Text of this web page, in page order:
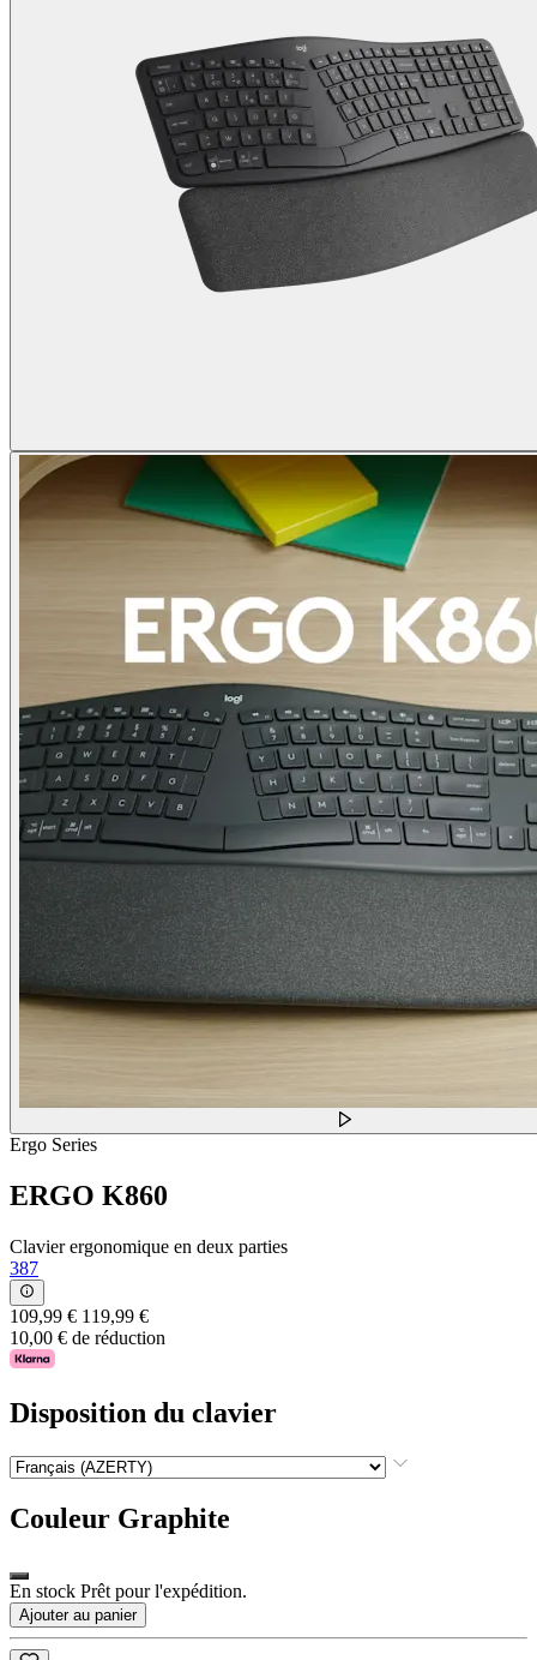
Ergo Series
ERGO K860
Clavier ergonomique en deux parties
387
109,99 € 119,99 €
10,00 € de réduction
Disposition du clavier
Couleur Graphite
En stock Prêt pour l'expédition.
Ajouter au panier